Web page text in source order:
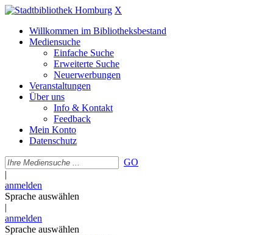
X
Willkommen im Bibliotheksbestand
Mediensuche
Einfache Suche
Erweiterte Suche
Neuerwerbungen
Veranstaltungen
Über uns
Info & Kontakt
Feedback
Mein Konto
Datenschutz
GO
|
anmelden
Sprache auswählen
|
anmelden
Sprache auswählen